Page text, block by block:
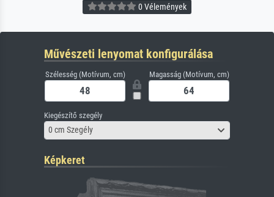
0 Vélemények
Művészeti lenyomat konfigurálása
Szélesség (Motívum, cm) Magasság (Motívum, cm)
Kiegészítő szegély
0 cm Szegély
Képkeret